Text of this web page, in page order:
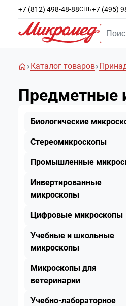
+7 (812) 498-48-88СПБ+7 (495)
Каталог товаров
Предметные
Биологические
Стереомикроскопы
Промышленные
Инвертированные
микроскопы
Цифровые микроскопы
Учебные и школьные
микроскопы
Микроскопы для
ветеринарии
Учебно-лабораторное